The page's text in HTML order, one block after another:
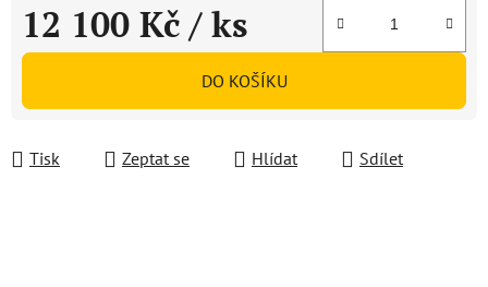
12 100 Kč / ks
Měrná cena:
DO KOŠÍKU
Tisk Zeptat se Hlídat Sdílet